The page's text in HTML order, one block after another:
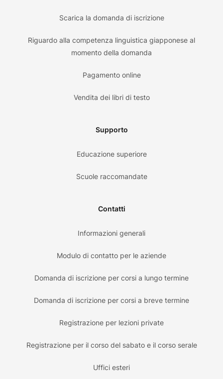
Scarica la domanda di iscrizione
Riguardo alla competenza linguistica giapponese al
momento della domanda
Pagamento online
Vendita dei libri di testo
Supporto
Educazione superiore
Scuole raccomandate
Contatti
Informazioni generali
Modulo di contatto per le aziende
Domanda di iscrizione per corsi a lungo termine
Domanda di iscrizione per corsi a breve termine
Registrazione per lezioni private
Registrazione per il corso del sabato e il corso serale
Uffici esteri